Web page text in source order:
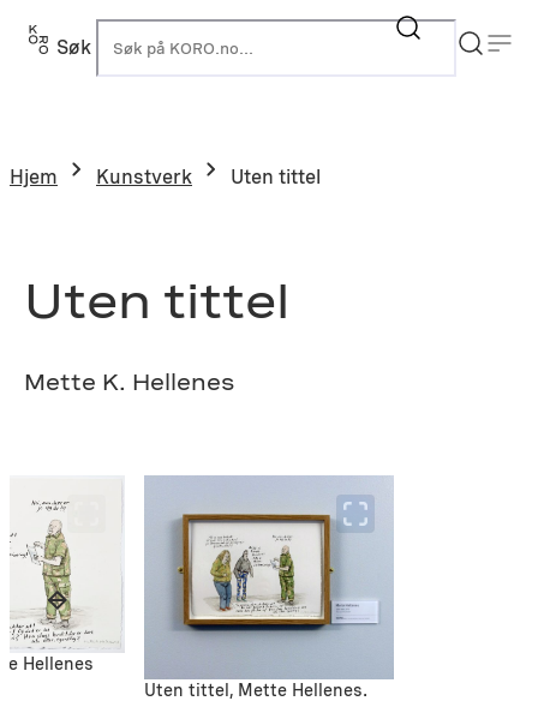
Hopp
Søk
Hjem Kunstverk Uten tittel
Uten tittel
Mette K. Hellenes
Hellenes
Uten tittel, Mette Hellenes.